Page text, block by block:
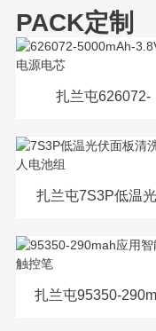
扎兰屯626072-
扎兰屯7S3P低温
扎兰屯95350-